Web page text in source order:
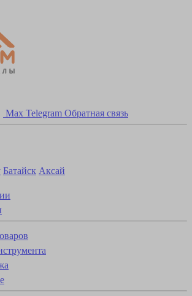
Max Telegram Обратная связь
Батайск Аксай